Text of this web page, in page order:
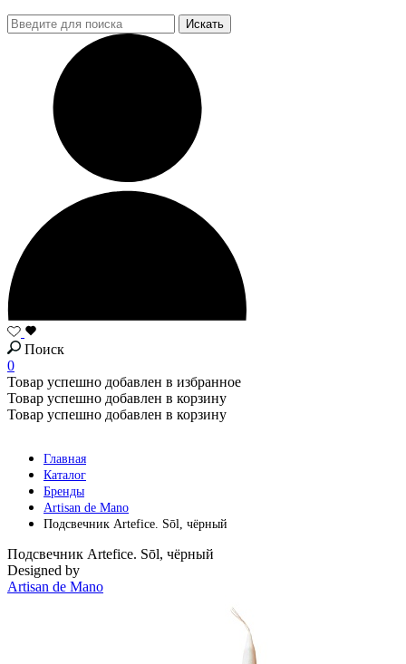
Поиск
0
Товар успешно добавлен в избранное
Товар успешно добавлен в корзину
Товар успешно добавлен в корзину
Главная
Каталог
Бренды
Artisan de Mano
Подсвечник Artefice. Sōl, чёрный
Подсвечник Artefice. Sōl, чёрный
Designed by
Artisan de Mano